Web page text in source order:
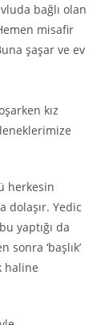
bağlı olan
misafir
şaşar ve ev
kız
herkesin
dolaşır. Yedic
yaptığı da
sonra ‘başlık’
haline